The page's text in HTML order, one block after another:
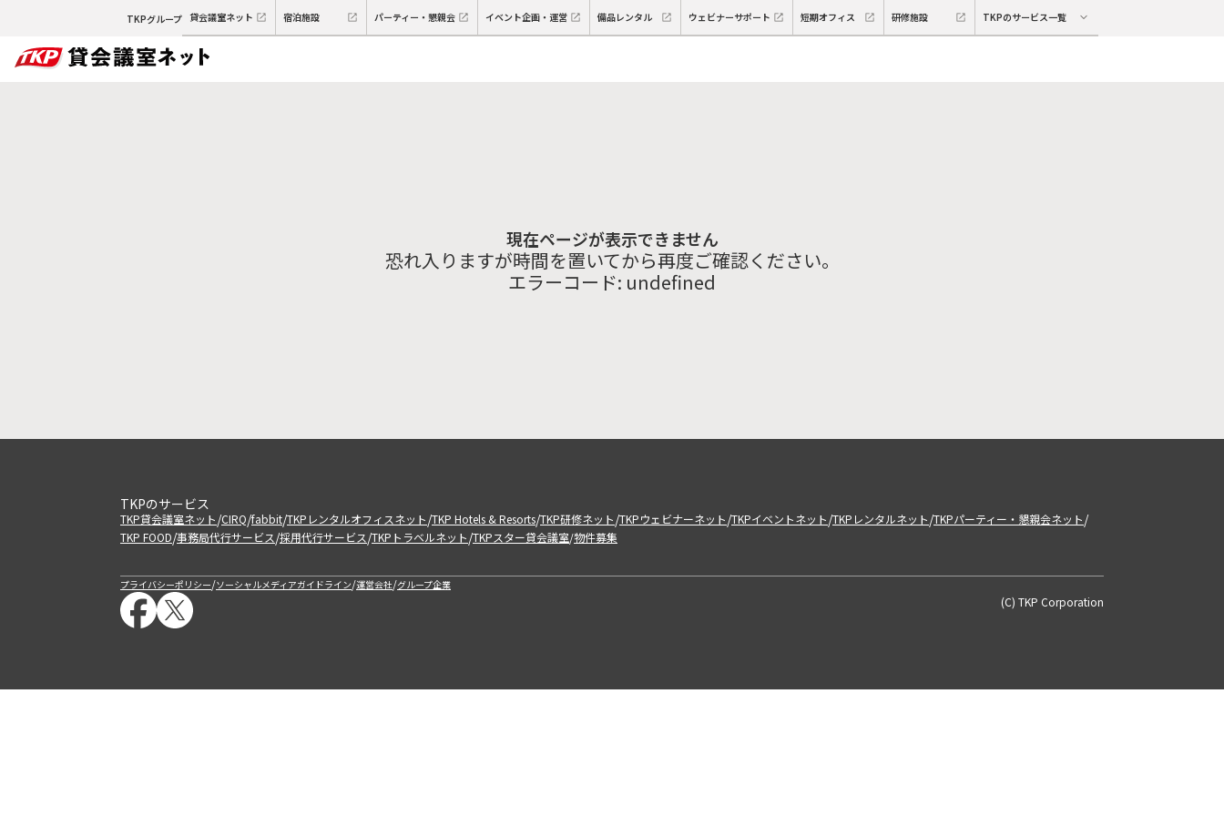
TKPグループ 貸会議室ネット 宿泊施設 パーティー・懇親会 イベント企画・運営 備品レンタル ウェビナーサポート 短期オフィス 研修施設 TKPのサービス一覧
現在ページが表示できません
恐れ入りますが時間を置いてから再度ご確認ください。
エラーコード: undefined
TKPのサービス
TKP貸会議室ネット/CIRQ/fabbit/TKPレンタルオフィスネット/TKP Hotels & Resorts/TKP研修ネット/TKPウェビナーネット/TKPイベントネット/TKPレンタルネット/TKPパーティー・懇親会ネット/
TKP FOOD/事務局代行サービス/採用代行サービス/TKPトラベルネット/TKPスター貸会議室/物件募集
プライバシーポリシー/ソーシャルメディアガイドライン/運営会社/グループ企業
(C) TKP Corporation